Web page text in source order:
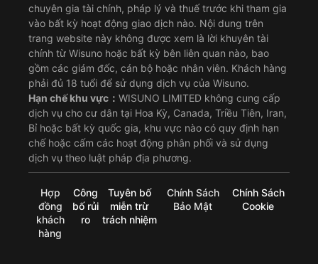
chuyên gia tài chính, pháp lý và thuế trước khi tham gia
vào bất kỳ hoạt động giao dịch nào. Nội dung trên
trang website này không được xem là lời khuyên tài
chính từ Wisuno hoặc bất kỳ bên liên quan nào, bao
gồm các giám đốc, cán bộ hoặc nhân viên. Khách hàng
phải đủ 18 tuổi để sử dụng dịch vụ của Wisuno.
Hạn chế khu vực： WISUNO LIMITED không cung cấp
dịch vụ cho cư dân tại Hoa Kỳ, Canada, Triều Tiên, Iran,
Bỉ hoặc bất kỳ quốc gia, khu vực nào có quy định hạn
chế hoặc cấm các hoạt động phân phối và sử dụng
dịch vụ theo luật pháp địa phương.
Hợp
đồng
khách
hàng
Công
bố rủi
ro
Tuyên bố
miễn trừ
trách nhiệm
Chính Sách
Bảo Mật
Chính Sách
Cookie